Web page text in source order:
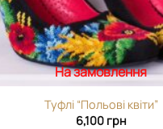
На замовлення
Туфлі “Польові квіти”
6,100 грн